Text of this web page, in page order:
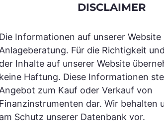
Einfach und kostenlos
DISCLAIMER
Die Informationen auf unserer Website
Anlageberatung. Für die Richtigkeit
der Inhalte auf unserer Website
keine Haftung. Diese Informationen
Angebot zum Kauf oder Verkauf von
Finanzinstrumenten dar. Wir behalten
am Schutz unserer Datenbank vor.